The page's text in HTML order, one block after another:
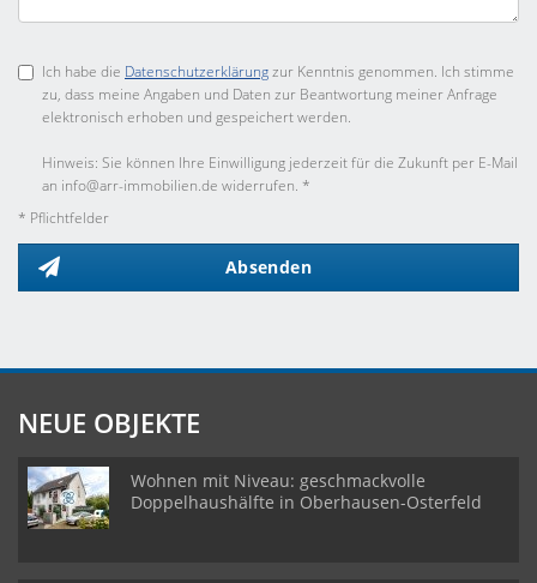
Ich habe die Datenschutzerklärungzur Kenntnis genommen. Ich stimme
zu, dass meine Angaben und Daten zur Beantwortung meiner Anfrage
elektronisch erhoben und gespeichert werden.
Hinweis: Sie können Ihre Einwilligung jederzeit für die Zukunft per E-Mail
an info@arr-immobilien.de widerrufen. *
* Pflichtfelder
Absenden
NEUE OBJEKTE
Wohnen mit Niveau: geschmackvolle
Doppelhaushälfte in Oberhausen-Osterfeld